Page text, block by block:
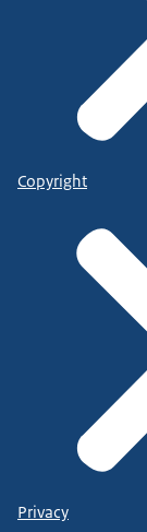
Copyright
Privacy